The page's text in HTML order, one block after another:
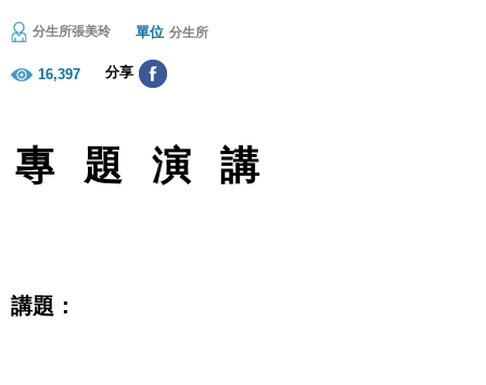
分生所張美玲 單位 分生所
16,397 分享
專 題 演 講
講題：